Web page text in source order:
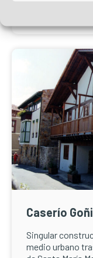
Más
Caserío
Singular
medio urbano